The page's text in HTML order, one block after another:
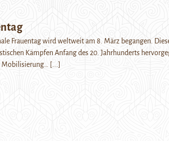
Frauentag wird weltweit am 8. März begangen.
Kämpfen Anfang des 20. Jahrhunderts
Mobilisierung…
[...]